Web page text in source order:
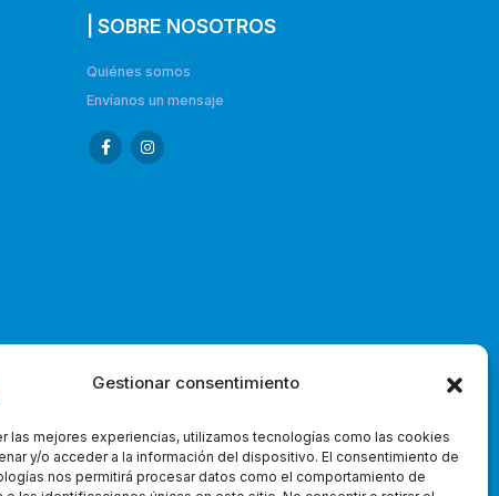
Gestionar consentimiento
las mejores experiencias, utilizamos tecnologías como las cookies
y/o acceder a la información del dispositivo. El consentimiento de
nos permitirá procesar datos como el comportamiento de
| SOBRE NOSOTROS
Quiénes somos
Envíanos un mensaje